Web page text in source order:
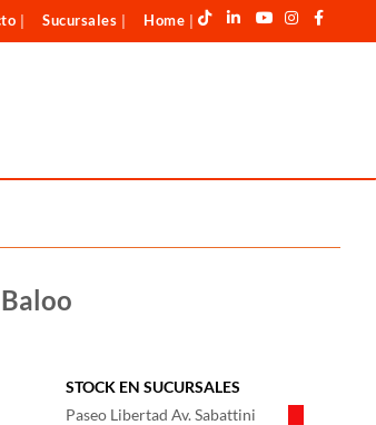
Sucursales Home
STOCK EN SUCURSALES
Paseo Libertad Av. Sabattini